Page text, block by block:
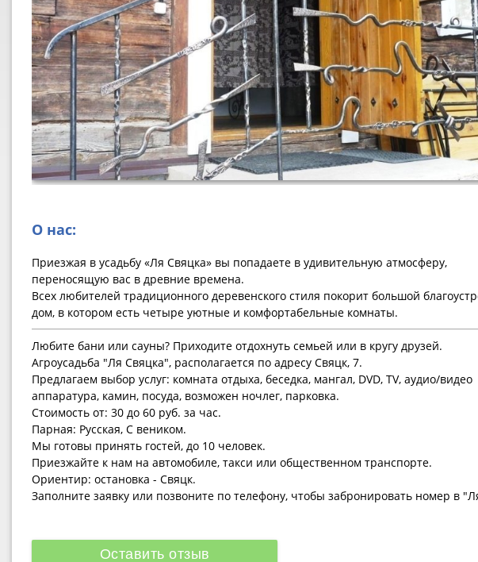
О нас:
Приезжая в усадьбу «Ля Свяцка» вы попадаете в удивительную атмосферу,
переносящую вас в древние времена.
Всех любителей традиционного деревенского стиля покорит большой
дом, в котором есть четыре уютные и комфортабельные комнаты.
Любите бани или сауны? Приходите отдохнуть семьей или в кругу друзей.
Агроусадьба "Ля Свяцка", располагается по адресу Свяцк, 7.
Предлагаем выбор услуг: комната отдыха, беседка, мангал, DVD, TV, аудио/видео
аппаратура, камин, посуда, возможен ночлег, парковка.
Стоимость от: 30 до 60 руб. за час.
Парная: Русская, С веником.
Мы готовы принять гостей, до 10 человек.
Приезжайте к нам на автомобиле, такси или общественном транспорте.
Ориентир: остановка - Свяцк.
Заполните заявку или позвоните по телефону, чтобы забронировать номер в
Оставить отзыв